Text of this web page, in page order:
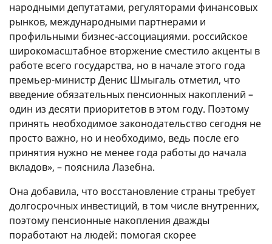
народными депутатами, регуляторами финансовых
рынков, международными партнерами и
профильными бизнес-ассоциациями. российское
широкомасштабное вторжение сместило акценты в
работе всего государства, но в начале этого года
премьер-министр Денис Шмыгаль отметил, что
введение обязательных пенсионных накоплений –
один из десяти приоритетов в этом году. Поэтому
принять необходимое законодательство сегодня не
просто важно, но и необходимо, ведь после его
принятия нужно не менее года работы до начала
вкладов», – пояснила Лазебна.
Она добавила, что восстановление страны требует
долгосрочных инвестиций, в том числе внутренних,
поэтому пенсионные накопления дважды
поработают на людей: помогая скорее